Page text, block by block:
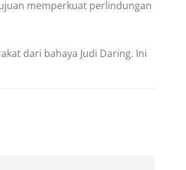
memperkuat perlindungan
dari bahaya Judi Daring. Ini